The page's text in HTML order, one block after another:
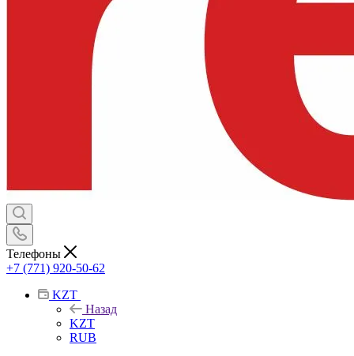
Телефоны
+7 (771) 920-50-62
KZT
Назад
KZT
RUB